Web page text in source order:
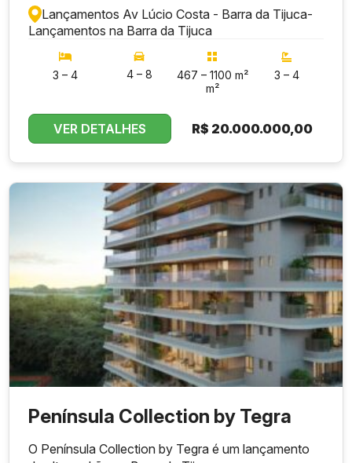
Lançamentos Av Lúcio Costa - Barra da Tijuca-
Lançamentos na Barra da Tijuca
3 – 4 4 – 8
467 – 1100 m²
m²
3 – 4
VER DETALHES R$ 20.000.000,00
Península Collection by Tegra
O Península Collection by Tegra é um lançamento